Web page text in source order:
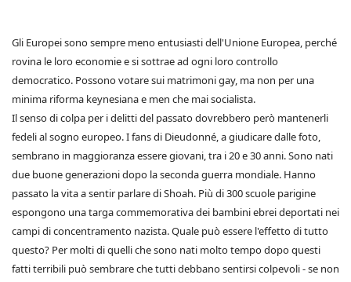
Gli Europei sono sempre meno entusiasti dell'Unione Europea, perché
rovina le loro economie e si sottrae ad ogni loro controllo
democratico. Possono votare sui matrimoni gay, ma non per una
minima riforma keynesiana e men che mai socialista.
Il senso di colpa per i delitti del passato dovrebbero però mantenerli
fedeli al sogno europeo. I fans di Dieudonné, a giudicare dalle foto,
sembrano in maggioranza essere giovani, tra i 20 e 30 anni. Sono nati
due buone generazioni dopo la seconda guerra mondiale. Hanno
passato la vita a sentir parlare di Shoah. Più di 300 scuole parigine
espongono una targa commemorativa dei bambini ebrei deportati nei
campi di concentramento nazista. Quale può essere l'effetto di tutto
questo? Per molti di quelli che sono nati molto tempo dopo questi
fatti terribili può sembrare che tutti debbano sentirsi colpevoli - se non